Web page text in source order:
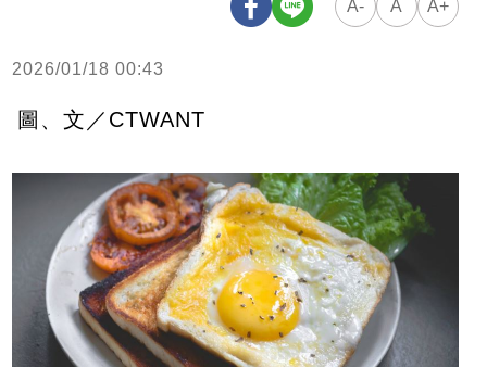
A- A A+
2026/01/18 00:43
圖、文／CTWANT